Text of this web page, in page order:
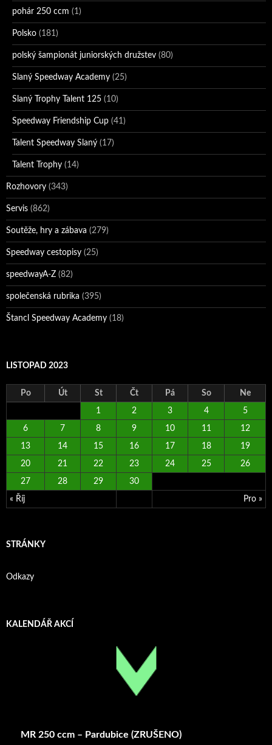
pohár 250 ccm (1)
Polsko (181)
polský šampionát juniorských družstev (80)
Slaný Speedway Academy (25)
Slaný Trophy Talent 125 (10)
Speedway Friendship Cup (41)
Talent Speedway Slaný (17)
Talent Trophy (14)
Rozhovory (343)
Servis (862)
Soutěže, hry a zábava (279)
Speedway cestopisy (25)
speedwayA-Z (82)
společenská rubrika (395)
Štancl Speedway Academy (18)
LISTOPAD 2023
Po Út St Čt Pá So Ne
« Říj Pro »
1 2 3 4 5
6 7 8 9 10 11 12
13 14 15 16 17 18 19
20 21 22 23 24 25 26
27 28 29 30
STRÁNKY
Odkazy
KALENDÁŘ AKCÍ
MR 250 ccm – Pardubice (ZRUŠENO)